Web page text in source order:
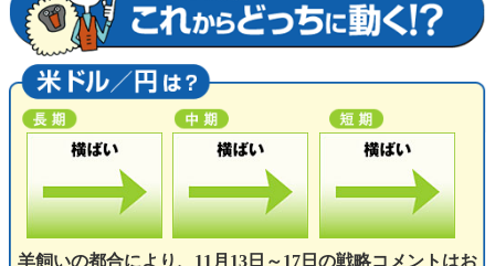
羊飼いの都合により、11月13日～17日の戦略コメントはお